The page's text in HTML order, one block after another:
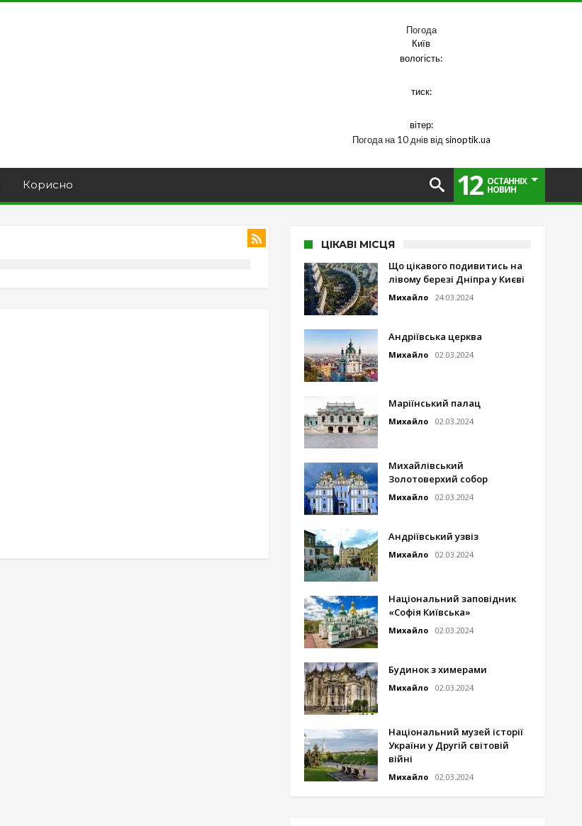
Погода
Київ
вологість:
тиск:
вітер:
Погода на 10 днів від sinoptik.ua
Корисно 12 ОСТАННІХ
НОВИН
ЦІКАВІ МІСЦЯ
Що цікавого подивитись на
лівому березі Дніпра у Києві
Михайло 24.03.2024
Андріївська церква
Михайло 02.03.2024
Маріїнський палац
Михайло 02.03.2024
Михайлівський
Золотоверхий собор
Михайло 02.03.2024
Андріївський узвіз
Михайло 02.03.2024
Національний заповідник
«Софія Київська»
Михайло 02.03.2024
Будинок з химерами
Михайло 02.03.2024
Національний музей історії
України у Другій світовій
війні
Михайло 02.03.2024